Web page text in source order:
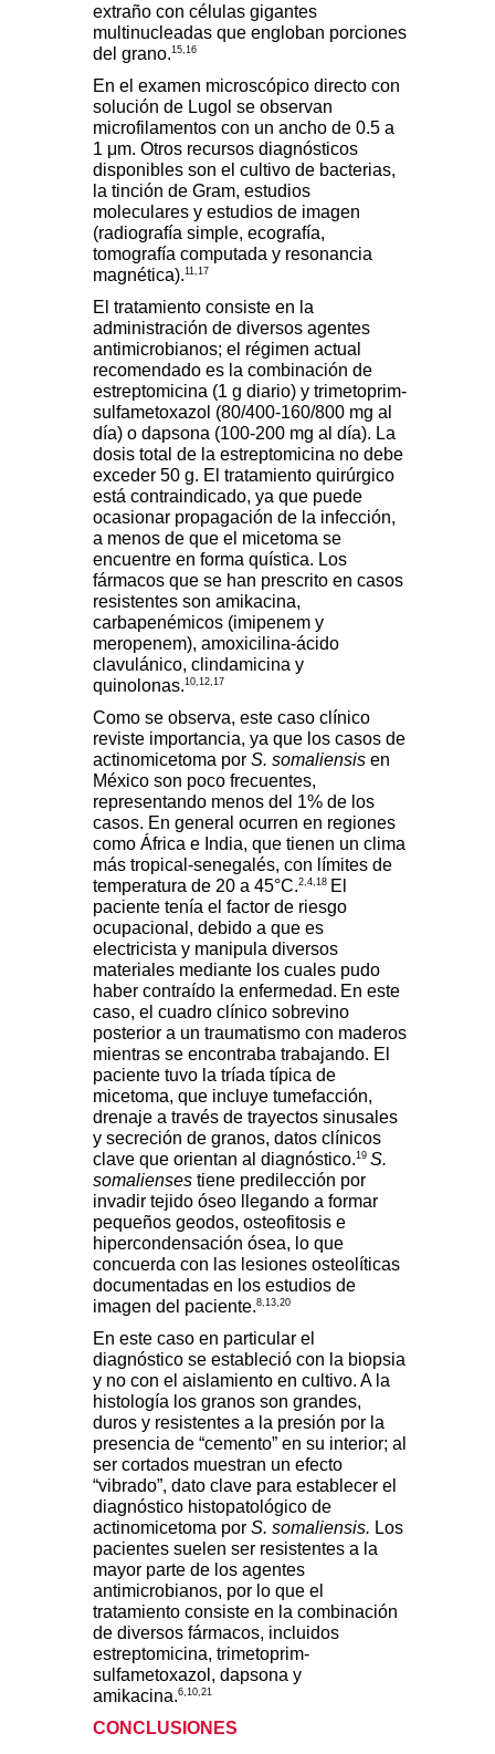
extraño con células gigantes
multinucleadas que engloban porciones
del grano.15,16
En el examen microscópico directo con
solución de Lugol se observan
microfilamentos con un ancho de 0.5 a
1 μm. Otros recursos diagnósticos
disponibles son el cultivo de bacterias,
la tinción de Gram, estudios
moleculares y estudios de imagen
(radiografía simple, ecografía,
tomografía computada y resonancia
magnética).11,17
El tratamiento consiste en la
administración de diversos agentes
antimicrobianos; el régimen actual
recomendado es la combinación de
estreptomicina (1 g diario) y trimetoprim-
sulfametoxazol (80/400-160/800 mg al
día) o dapsona (100-200 mg al día). La
dosis total de la estreptomicina no debe
exceder 50 g. El tratamiento quirúrgico
está contraindicado, ya que puede
ocasionar propagación de la infección,
a menos de que el micetoma se
encuentre en forma quística. Los
fármacos que se han prescrito en casos
resistentes son amikacina,
carbapenémicos (imipenem y
meropenem), amoxicilina-ácido
clavulánico, clindamicina y
quinolonas.10,12,17
Como se observa, este caso clínico
reviste importancia, ya que los casos de
actinomicetoma por S. somaliensis en
México son poco frecuentes,
representando menos del 1% de los
casos. En general ocurren en regiones
como África e India, que tienen un clima
más tropical-senegalés, con límites de
temperatura de 20 a 45°C.2,4,18 El
paciente tenía el factor de riesgo
ocupacional, debido a que es
electricista y manipula diversos
materiales mediante los cuales pudo
haber contraído la enfermedad. En este
caso, el cuadro clínico sobrevino
posterior a un traumatismo con maderos
mientras se encontraba trabajando. El
paciente tuvo la tríada típica de
micetoma, que incluye tumefacción,
drenaje a través de trayectos sinusales
y secreción de granos, datos clínicos
clave que orientan al diagnóstico.19 S.
somalienses tiene predilección por
invadir tejido óseo llegando a formar
pequeños geodos, osteofitosis e
hipercondensación ósea, lo que
concuerda con las lesiones osteolíticas
documentadas en los estudios de
imagen del paciente.8,13,20
En este caso en particular el
diagnóstico se estableció con la biopsia
y no con el aislamiento en cultivo. A la
histología los granos son grandes,
duros y resistentes a la presión por la
presencia de “cemento” en su interior; al
ser cortados muestran un efecto
“vibrado”, dato clave para establecer el
diagnóstico histopatológico de
actinomicetoma por S. somaliensis. Los
pacientes suelen ser resistentes a la
mayor parte de los agentes
antimicrobianos, por lo que el
tratamiento consiste en la combinación
de diversos fármacos, incluidos
estreptomicina, trimetoprim-
sulfametoxazol, dapsona y
amikacina.6,10,21
CONCLUSIONES